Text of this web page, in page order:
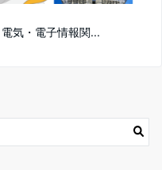
気・電子情報関...